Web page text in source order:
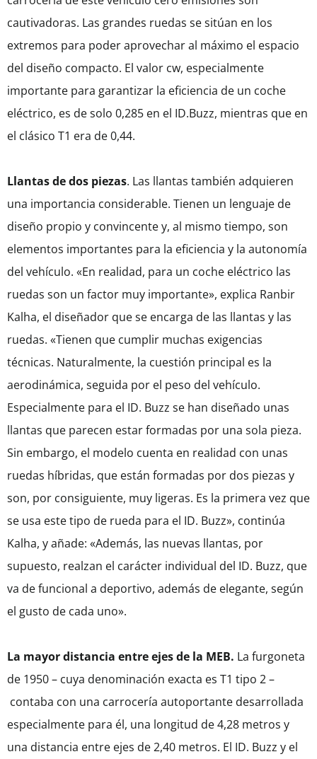
cautivadoras. Las grandes ruedas se sitúan en los
extremos para poder aprovechar al máximo el espacio
del diseño compacto. El valor cw, especialmente
importante para garantizar la eficiencia de un coche
eléctrico, es de solo 0,285 en el ID.Buzz, mientras que en
el clásico T1 era de 0,44.
Llantas de dos piezas. Las llantas también adquieren
una importancia considerable. Tienen un lenguaje de
diseño propio y convincente y, al mismo tiempo, son
elementos importantes para la eficiencia y la autonomía
del vehículo. «En realidad, para un coche eléctrico las
ruedas son un factor muy importante», explica Ranbir
Kalha, el diseñador que se encarga de las llantas y las
ruedas. «Tienen que cumplir muchas exigencias
técnicas. Naturalmente, la cuestión principal es la
aerodinámica, seguida por el peso del vehículo.
Especialmente para el ID. Buzz se han diseñado unas
llantas que parecen estar formadas por una sola pieza.
Sin embargo, el modelo cuenta en realidad con unas
ruedas híbridas, que están formadas por dos piezas y
son, por consiguiente, muy ligeras. Es la primera vez que
se usa este tipo de rueda para el ID. Buzz», continúa
Kalha, y añade: «Además, las nuevas llantas, por
supuesto, realzan el carácter individual del ID. Buzz, que
va de funcional a deportivo, además de elegante, según
el gusto de cada uno».
La mayor distancia entre ejes de la MEB. La furgoneta
de 1950 – cuya denominación exacta es T1 tipo 2 –
contaba con una carrocería autoportante desarrollada
especialmente para él, una longitud de 4,28 metros y
una distancia entre ejes de 2,40 metros. El ID. Buzz y el